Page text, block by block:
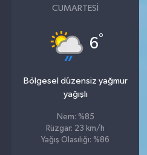
CUMARTESI
6°
Bölgesel düzensiz yağmur
yağışlı
Nem: %85
Rüzgar: 23 km/h
Yağış Olasılığı: %86